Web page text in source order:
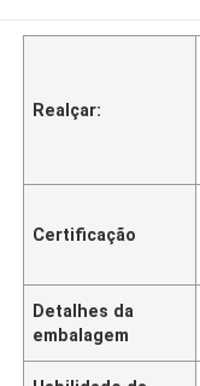
Realçar:
Certificação
Detalhes da
embalagem